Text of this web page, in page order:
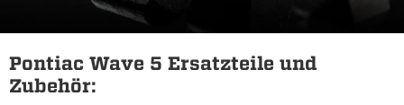
Pontiac Wave 5 Ersatzteile und
Zubehör: